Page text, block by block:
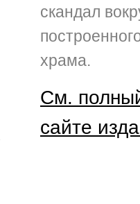
скандал
храма.
См.
сайте